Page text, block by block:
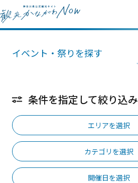
イベント・祭りを探す
条件を指定して絞り込み
エリアを選択
カテゴリを選択
開催日を選択